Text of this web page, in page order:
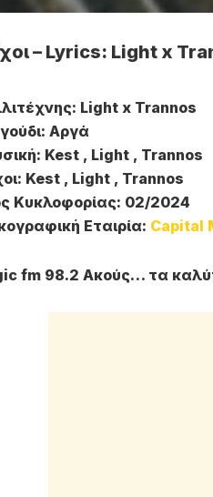
– Lyrics: Light x
Light x Trannos
Αργά
Kest , Light , Trannos
Kest , Light , Trannos
Κυκλοφορίας: 02/2024
Εταιρία: Capital
fm 98.2 Ακούς… τα